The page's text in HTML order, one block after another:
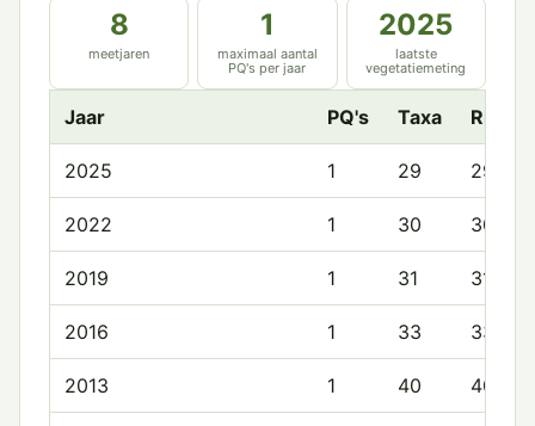
8
meetjaren
1
maximaal aantal
PQ's per jaar
2025
laatste
vegetatiemeting
Jaar PQ's Taxa
2025 1 29 29.0
2022 1 30 30.0
2019 1 31 31.0
2016 1 33 33.0
2013 1 40 40.0